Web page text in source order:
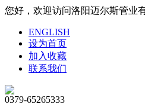
您好，欢迎访问洛阳迈尔斯管业
ENGLISH
设为首页
加入收藏
联系我们
0379-65265333